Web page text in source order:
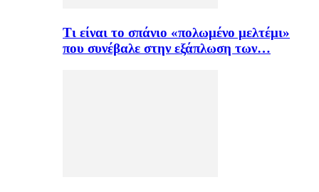
Τι είναι το σπάνιο «πολωμένο μελτέμι»
που συνέβαλε στην εξάπλωση των…